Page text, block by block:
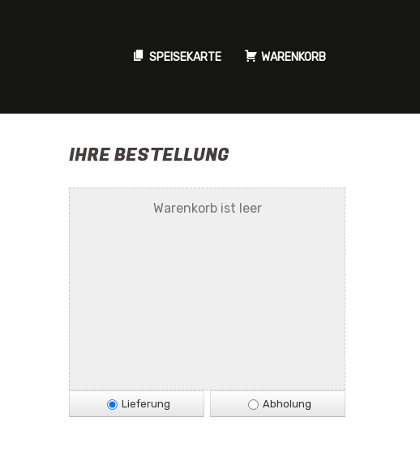
SPEISEKARTE WARENKORB
IHRE BESTELLUNG
Warenkorb ist leer
Lieferung Abholung